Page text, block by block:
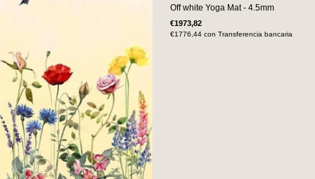
Off white Yoga Mat - 4.5mm
€1973,82
€1776,44 con Transferencia bancaria